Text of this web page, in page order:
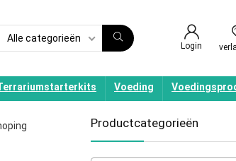
Alle categorieën
Login
Voeding
Productcategorieën